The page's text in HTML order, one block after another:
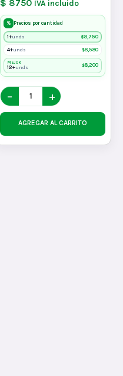
$ 8750 IVA incluido
% Precios por cantidad
1+unds $8,750
4+unds $8,580
MEJOR
12+unds $8,200
− +
AGREGAR AL CARRITO